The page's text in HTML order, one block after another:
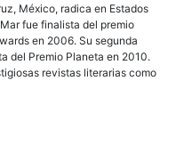
México, radica en Estados
fue finalista del premio
en 2006. Su segunda
del Premio Planeta en 2010.
revistas literarias como